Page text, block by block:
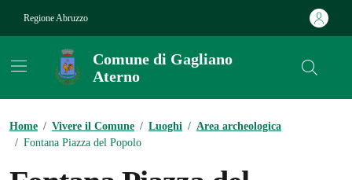
Regione Abruzzo
Comune di Gagliano
Aterno
Home / Vivere il Comune / Luoghi / Area archeologica
/ Fontana Piazza del Popolo